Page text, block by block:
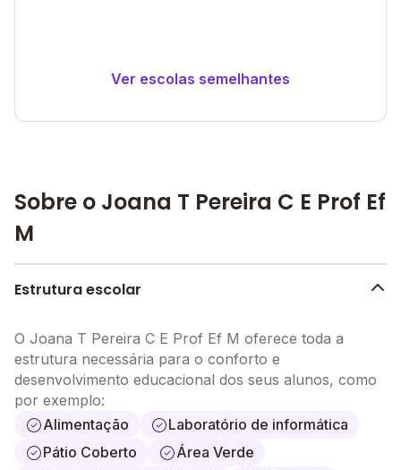
Ver escolas semelhantes
Sobre o Joana T Pereira C E Prof Ef
M
Estrutura escolar
O Joana T Pereira C E Prof Ef M oferece toda a
estrutura necessária para o conforto e
desenvolvimento educacional dos seus alunos, como
por exemplo:
Alimentação
Laboratório de informática
Pátio Coberto
Área Verde